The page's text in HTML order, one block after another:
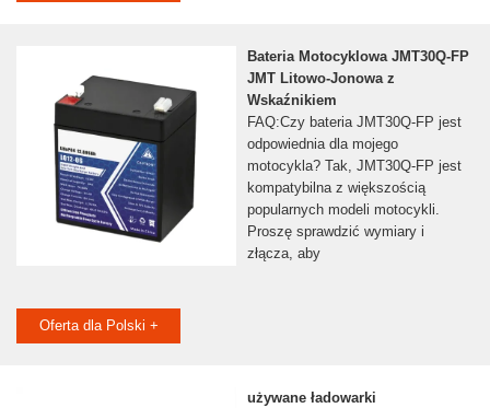
Bateria Motocyklowa JMT30Q-FP
JMT Litowo-Jonowa z
Wskaźnikiem
FAQ:Czy bateria JMT30Q-FP jest
odpowiednia dla mojego
motocykla? Tak, JMT30Q-FP jest
kompatybilna z większością
popularnych modeli motocykli.
Proszę sprawdzić wymiary i
złącza, aby
Oferta dla Polski +
używane ładowarki